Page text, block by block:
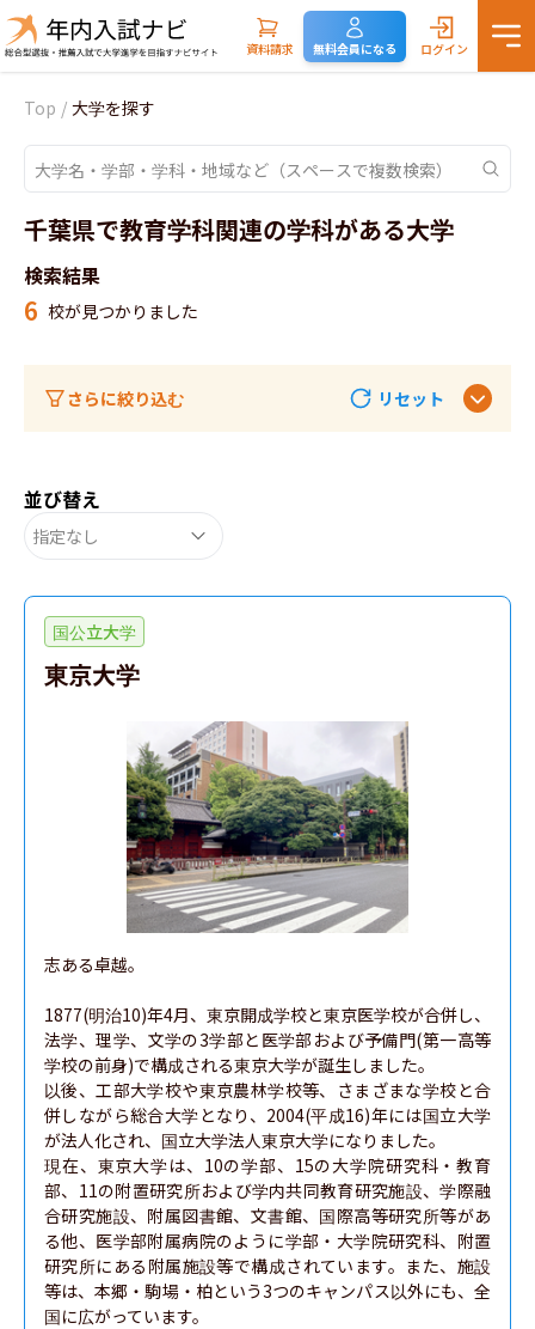
資料請求 無料会員になる ログイン
Top / 大学を探す
千葉県で教育学科関連の学科がある大学
検索結果
6 校が見つかりました
さらに絞り込む リセット
並び替え
指定なし
国公立大学
東京大学
志ある卓越。
1877(明治10)年4月、東京開成学校と東京医学校が合併し、
法学、理学、文学の3学部と医学部および予備門(第一高等
学校の前身)で構成される東京大学が誕生しました。
以後、工部大学校や東京農林学校等、さまざまな学校と合
併しながら総合大学となり、2004(平成16)年には国立大学
が法人化され、国立大学法人東京大学になりました。
現在、東京大学は、10の学部、15の大学院研究科・教育
部、11の附置研究所および学内共同教育研究施設、学際融
合研究施設、附属図書館、文書館、国際高等研究所等があ
る他、医学部附属病院のように学部・大学院研究科、附置
研究所にある附属施設等で構成されています。また、施設
等は、本郷・駒場・柏という3つのキャンパス以外にも、全
国に広がっています。